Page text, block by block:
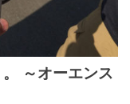
～オーエンス